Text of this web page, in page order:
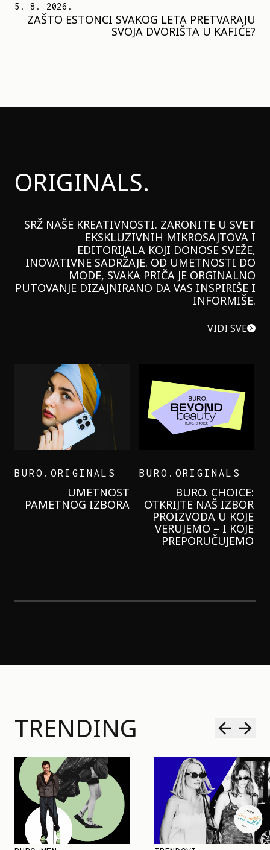
5. 8. 2026.
ZAŠTO ESTONCI SVAKOG LETA PRETVARAJU
SVOJA DVORIŠTA U KAFIĆE?
ORIGINALS.
SRŽ NAŠE KREATIVNOSTI. ZARONITE U SVET
EKSKLUZIVNIH MIKROSAJTOVA I
EDITORIJALA KOJI DONOSE SVEŽE,
INOVATIVNE SADRŽAJE. OD UMETNOSTI DO
MODE, SVAKA PRIČA JE ORGINALNO
PUTOVANJE DIZAJNIRANO DA VAS INSPIRIŠE I
INFORMIŠE.
VIDI SVE
GARNIER KREMU I
NIKADA NIŠTA
LAGANIJE NISAM
KORISTILA
TRENDING